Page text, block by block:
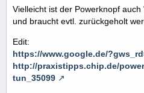
Vielleicht ist der Powerknopf
und braucht evtl. zurückgeholt
Edit:
https://www.google.de/
http://praxistipps.chip.de/
tun_35099